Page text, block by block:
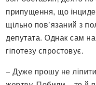
припущення, що
щільно пов’язаний з
депутата. Однак сам
гіпотезу спростовує.
– Дуже прошу не